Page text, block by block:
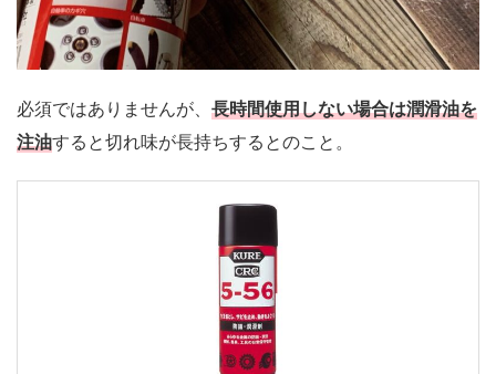
必須ではありませんが、 長時間使用しない場合は潤滑油を
注油すると切れ味が長持ちするとのこと。